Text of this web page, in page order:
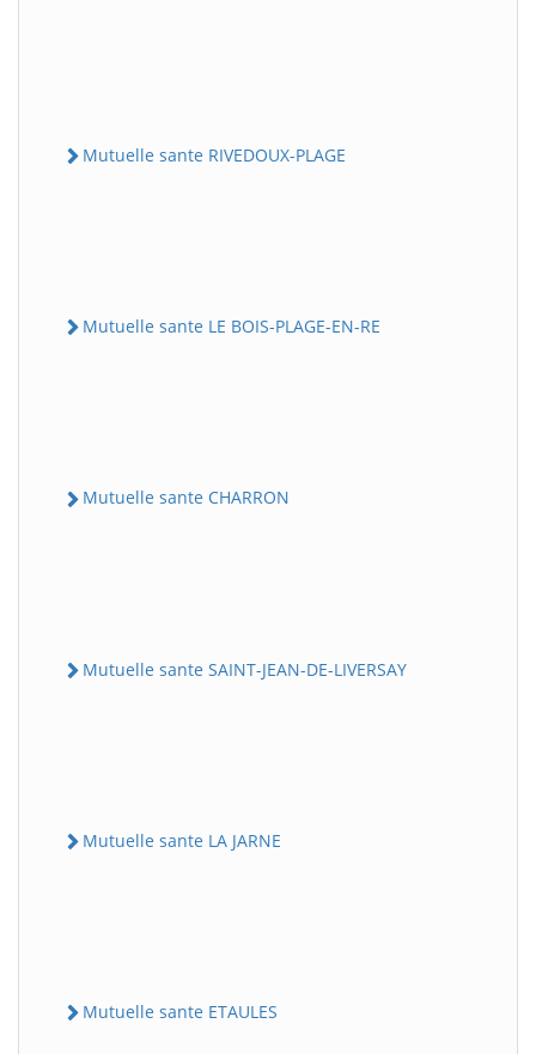
Mutuelle sante RIVEDOUX-PLAGE
Mutuelle sante LE BOIS-PLAGE-EN-RE
Mutuelle sante CHARRON
Mutuelle sante SAINT-JEAN-DE-LIVERSAY
Mutuelle sante LA JARNE
Mutuelle sante ETAULES